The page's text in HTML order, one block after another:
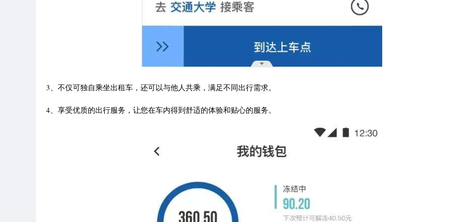
3、不仅可独自乘坐出租车，还可以与他人共乘，满足不同出行需求。
4、享受优质的出行服务，让您在车内得到舒适的体验和贴心的服务。